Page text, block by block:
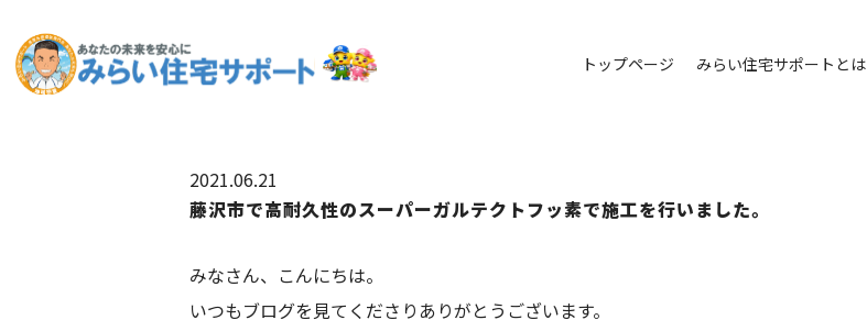
トップページ みらい住宅サポートとは
2021.06.21
藤沢市で高耐久性のスーパーガルテクトフッ素で施工を行いました。
みなさん、こんにちは。
いつもブログを見てくださりありがとうございます。